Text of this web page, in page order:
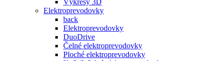
Výkresy 3D
Elektroprevodovky
back
Elektroprevodovky
DuoDrive
Čelné elektroprevodovky
Ploché elektroprevodovky